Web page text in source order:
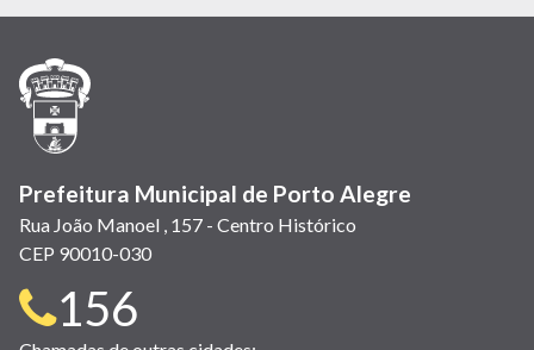
em
janela)
em
em
(link
em
em
em
Prefeitura Municipal de Porto Alegre
Rua João Manoel , 157 - Centro Histórico
CEP 90010-030
Telefone
156